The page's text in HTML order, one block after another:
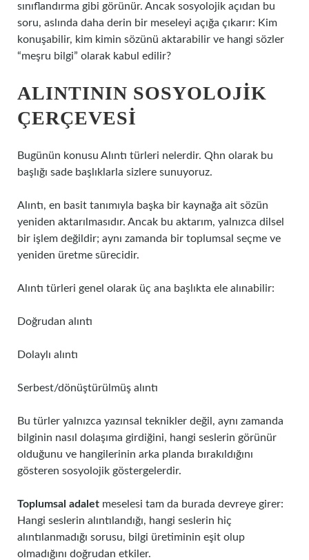
sınıflandırma gibi görünür. Ancak sosyolojik açıdan bu
soru, aslında daha derin bir meseleyi açığa çıkarır: Kim
konuşabilir, kim kimin sözünü aktarabilir ve hangi sözler
“meşru bilgi” olarak kabul edilir?
ALINTININ SOSYOLOJIK
ÇERÇEVESI
Bugünün konusu Alıntı türleri nelerdir. Qhn olarak bu
başlığı sade başlıklarla sizlere sunuyoruz.
Alıntı, en basit tanımıyla başka bir kaynağa ait sözün
yeniden aktarılmasıdır. Ancak bu aktarım, yalnızca dilsel
bir işlem değildir; aynı zamanda bir toplumsal seçme ve
yeniden üretme sürecidir.
Alıntı türleri genel olarak üç ana başlıkta ele alınabilir:
Doğrudan alıntı
Dolaylı alıntı
Serbest/dönüştürülmüş alıntı
Bu türler yalnızca yazınsal teknikler değil, aynı zamanda
bilginin nasıl dolaşıma girdiğini, hangi seslerin görünür
olduğunu ve hangilerinin arka planda bırakıldığını
gösteren sosyolojik göstergelerdir.
Toplumsal adalet meselesi tam da burada devreye girer:
Hangi seslerin alıntılandığı, hangi seslerin hiç
alıntılanmadığı sorusu, bilgi üretiminin eşit olup
olmadığını doğrudan etkiler.